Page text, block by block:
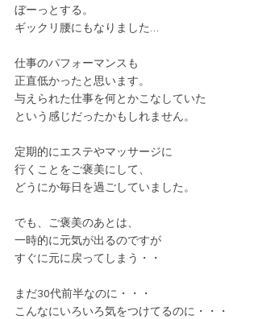
ぼーっとする。
ギックリ腰にもなりました…
仕事のパフォーマンスも
正直低かったと思います。
与えられた仕事を何とかこなしていた
という感じだったかもしれません。
定期的にエステやマッサージに
行くことをご褒美にして、
どうにか毎日を過ごしていました。
でも、ご褒美のあとは、
一時的に元気が出るのですが
すぐに元に戻ってしまう・・
まだ30代前半なのに・・・
こんなにいろいろ気をつけてるのに・・・